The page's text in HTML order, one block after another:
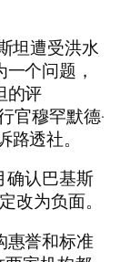
坦遭受洪水
个问题，
的评
官穆罕默德·
透社。
确认巴基斯
改为负面。
惠誉和标准